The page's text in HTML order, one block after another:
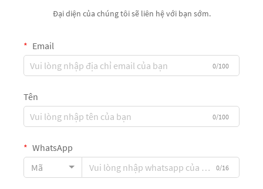
Đại diện của chúng tôi sẽ liên hệ với bạn sớm.
Email
0/100
Tên
0/100
WhatsApp
Mã
0/16